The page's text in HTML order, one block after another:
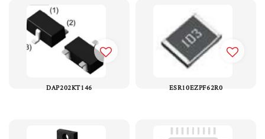
DAP202KT146 ESR10EZPF62R0